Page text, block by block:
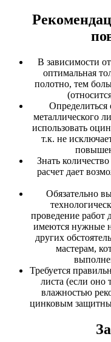
В зависимости
оптимальная
полотно, тем
металлического
использовать
т.к. не
Знать
расчет дает
Обязательно
проведение работ
имеются нужные
других
мастерам,
Требуется
листа (если оно
влажностью
цинковым